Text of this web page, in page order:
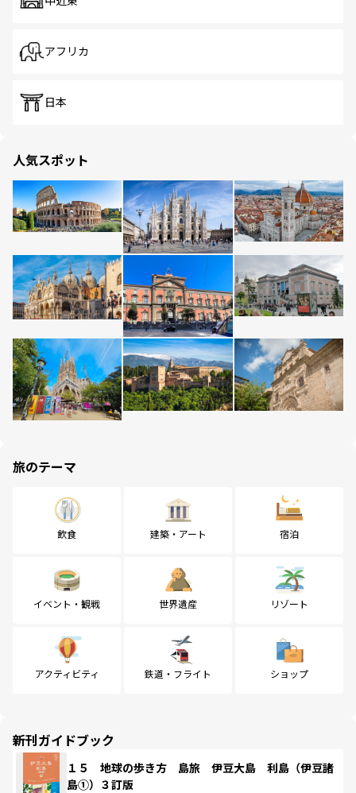
アフリカ
日本
人気スポット
旅のテーマ
飲食 建築・アート 宿泊
イベント・観戦 世界遺産 リゾート
アクティビティ 鉄道・フライト ショップ
新刊ガイドブック
１５ 地球の歩き方 島旅 伊豆大島 利島（伊豆諸
島①）３訂版